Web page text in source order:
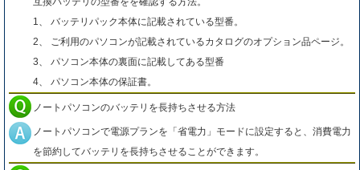
1、 バッテリパック本体に記載されている型番。
2、 ご利用のパソコンが記載されているカタログのオプション品ページ。
3、 パソコン本体の裏面に記載してある型番
4、 パソコン本体の保証書。
ノートパソコンのバッテリを長持ちさせる方法
ノートパソコンで電源プランを「省電力」モードに設定すると、消費電力
を節約してバッテリを長持ちさせることができます。